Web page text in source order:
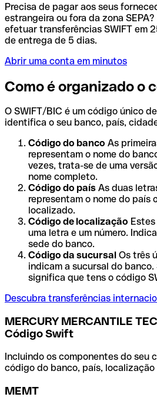
Precisa de pagar aos seus
estrangeira ou fora da zona
efetuar transferências SWIFT em
de entrega de 5 dias.
Abrir uma conta em minutos
Como é organizado o
O SWIFT/BIC é um código único
identifica o seu banco, país,
Código do banco As
representam o nome do
vezes, trata-se de uma
nome completo.
Código do país As duas
representam o nome do país
localizado.
Código de localização
uma letra e um número.
sede do banco.
Código da sucursal Os três
indicam a sucursal do banco.
significa que tens o código
Descubra transferências
MERCURY MERCANTILE
Código Swift
Incluindo os componentes do seu
código do banco, país, localização
MEMT